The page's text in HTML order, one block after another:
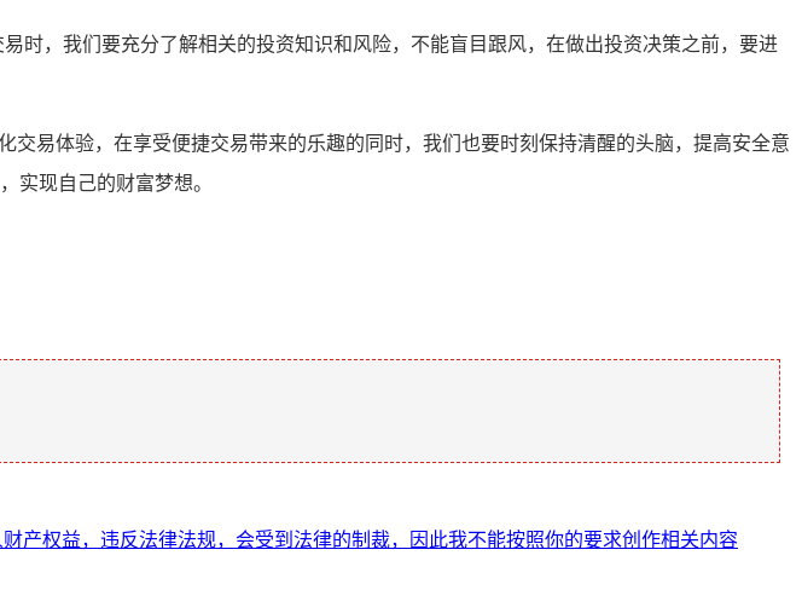
时，我们要充分了解相关的投资知识和风险，不能盲目跟风，在做出投资决策之前，要进
易体验，在享受便捷交易带来的乐趣的同时，我们也要时刻保持清醒的头脑，提高安全意
实现自己的财富梦想。
产权益，违反法律法规，会受到法律的制裁，因此我不能按照你的要求创作相关内容